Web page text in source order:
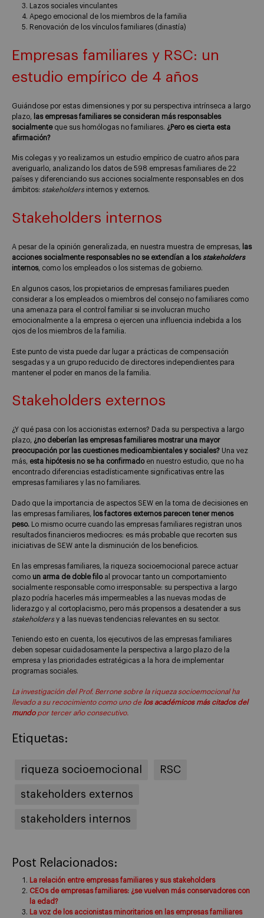
Lazos sociales vinculantes
Apego emocional de los miembros de la familia
Renovación de los vínculos familiares (dinastía)
Empresas familiares y RSC: un
estudio empírico de 4 años
Guiándose por estas dimensiones y por su perspectiva intrínseca a largo
plazo,
las empresas familiares se consideran más responsables
socialmenteque sus homólogas no familiares. ¿Pero es cierta esta
afirmación?
Mis colegas y yo realizamos un estudio empírico de cuatro años para
averiguarlo, analizando los datos de 598 empresas familiares de 22
países y diferenciando sus acciones socialmente responsables en dos
ámbitos: stakeholders internos y externos.
Stakeholders internos
A pesar de la opinión generalizada, en nuestra muestra de empresas,
las
acciones socialmente responsables no se extendían a los stakeholders
internos, como los empleados o los sistemas de gobierno.
En algunos casos, los propietarios de empresas familiares pueden
considerar a los empleados o miembros del consejo no familiares como
una amenaza para el control familiar si se involucran mucho
emocionalmente a la empresa o ejercen una influencia indebida a los
ojos de los miembros de la familia.
Este punto de vista puede dar lugar a prácticas de compensación
sesgadas y a un grupo reducido de directores independientes para
mantener el poder en manos de la familia.
Stakeholders externos
¿Y qué pasa con los accionistas externos? Dada su perspectiva a largo
plazo, ¿no deberían las empresas familiares mostrar una mayor
preocupación por las cuestiones medioambientales y sociales? Una vez
más, esta hipótesis no se ha confirmadoen nuestro estudio, que no ha
encontrado diferencias estadísticamente significativas entre las
empresas familiares y las no familiares.
Dado que la importancia de aspectos SEW en la toma de decisiones en
las empresas familiares,
los factores externos parecen tener menos
peso. Lo mismo ocurre cuando las empresas familiares registran unos
resultados financieros mediocres: es más probable que recorten sus
iniciativas de SEW ante la disminución de los beneficios.
En las empresas familiares, la riqueza socioemocional parece actuar
como un arma de doble filoal provocar tanto un comportamiento
socialmente responsable como irresponsable: su perspectiva a largo
plazo podría hacerles más impermeables a las nuevas modas de
liderazgo y al cortoplacismo, pero más propensos a desatender a sus
stakeholders y a las nuevas tendencias relevantes en su sector.
Teniendo esto en cuenta, los ejecutivos de las empresas familiares
deben sopesar cuidadosamente la perspectiva a largo plazo de la
empresa y las prioridades estratégicas a la hora de implementar
programas sociales.
La investigación del Prof. Berrone sobre la riqueza socioemocional ha
llevado a su recocimiento como uno de los académicos más citados del
mundopor tercer año consecutivo.
Etiquetas:
riqueza socioemocional RSC
stakeholders externos
stakeholders internos
Post Relacionados:
La relación entre empresas familiares y sus stakeholders
CEOs de empresas familiares: ¿se vuelven más conservadores con
la edad?
La voz de los accionistas minoritarios en las empresas familiares